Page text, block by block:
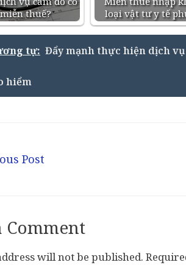
thuế?
loại vật tư y tế
tự: Đẩy mạnh thực hiện dịch
hiểm
Post
Comment
will not be published.